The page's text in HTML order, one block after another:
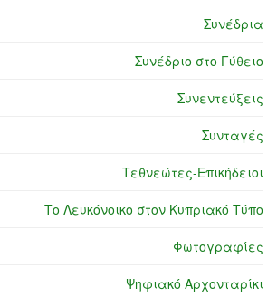
Συνέδρια
Συνέδριο στο Γύθειο
Συνεντεύξεις
Συνταγές
Τεθνεώτες-Επικήδειοι
Το Λευκόνοικο στον Κυπριακό Τύπο
Φωτογραφίες
Ψηφιακό Αρχονταρίκι